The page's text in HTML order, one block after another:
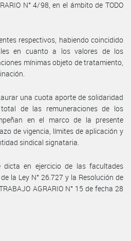
N° 4/98, en el ámbito de TODO
respectivos, habiendo coincidido
en cuanto a los valores de los
mínimas objeto de tratamiento,
una cuota aporte de solidaridad
de las remuneraciones de los
en el marco de la presente
de vigencia, límites de aplicación y
sindical signataria.
dicta en ejercicio de las facultades
la Ley N° 26.727 y la Resolución de
AGRARIO N° 15 de fecha 28